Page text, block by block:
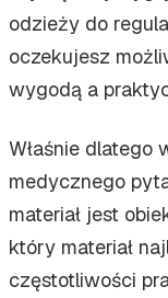
odzieży do
oczekujesz
wygodą a
Właśnie dlatego
medycznego
materiał jest
który materiał
częstotliwości